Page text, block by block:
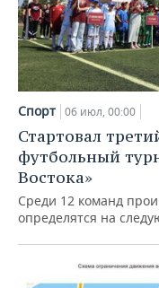
Спорт 06 июл, 00:00
Стартовал
футбольный
Востока»
Среди 12 команд
определятся на